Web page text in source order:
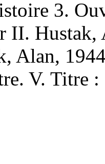
3.
II.
Alan,
V. Titre